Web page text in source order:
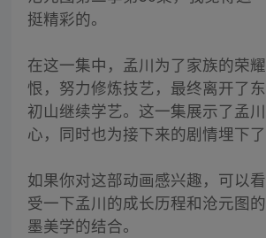
挺精彩的。
在这一集中，孟川为了家族的荣
恨，努力修炼技艺，最终离开了
初山继续学艺。这一集展示了孟
心，同时也为接下来的剧情埋下了
如果你对这部动画感兴趣，可以
受一下孟川的成长历程和沧元图
墨美学的结合。